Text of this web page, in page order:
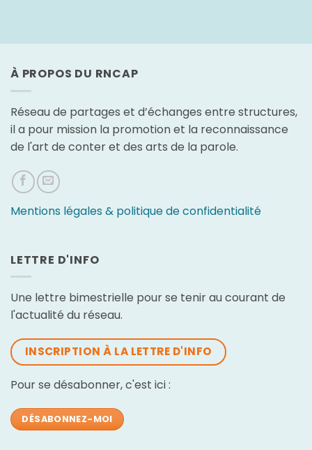
À PROPOS DU RNCAP
Réseau de partages et d’échanges entre structures,
il a pour mission la promotion et la reconnaissance
de l'art de conter et des arts de la parole.
Mentions légales & politique de confidentialité
LETTRE D'INFO
Une lettre bimestrielle pour se tenir au courant de
l'actualité du réseau.
INSCRIPTION À LA LETTRE D'INFO
Pour se désabonner, c'est ici :
DÉSABONNEZ-MOI